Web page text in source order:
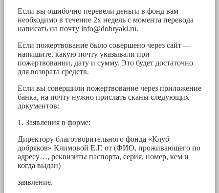
Если вы ошибочно перевели деньги в фонд вам
необходимо в течение 2х недель с момента перевода
написать на почту info@dobryaki.ru.
Если пожертвование было совершено через сайт —
напишите, какую почту указывали при
пожертвовании, дату и сумму. Это будет достаточно
для возврата средств.
Если вы совершили пожертвование через приложение
банка, на почту нужно прислать сканы следующих
документов:
1. Заявления в форме:
Директору благотворительного фонда «Клуб
добряков» Климовой Е.Г. от (ФИО, проживающего по
адресу…, реквизиты паспорта, серия, номер, кем и
когда выдан)
заявление.